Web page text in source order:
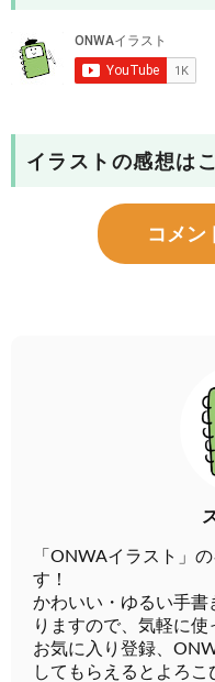
イラストの感想は
コメン
「ONWAイラスト」
す！
かわいい・ゆるい手書
りますので、気軽に使
お気に入り登録、
してもらえるとよろこ